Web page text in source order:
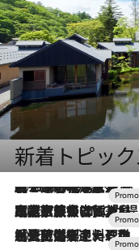
新着トピッ
2026.8.7
【トンボの足水浴】ヒノキの香りに包まれて涼感マックス！約13℃の湧水かけ流しを避暑地「星野温泉 トンボの湯」で体験
2026.7.31
【ホテル帰省】という選択肢をOMOが提案。家族とほどよい距離を保つには「昼は実家、夜は気兼ねなくホテルで！」
2026.7.24
【夏限定ディナーコース】旬を迎える稚鮎や花ズッキーニなどをイタリア・トスカーナの郷土料理の手法で満喫！